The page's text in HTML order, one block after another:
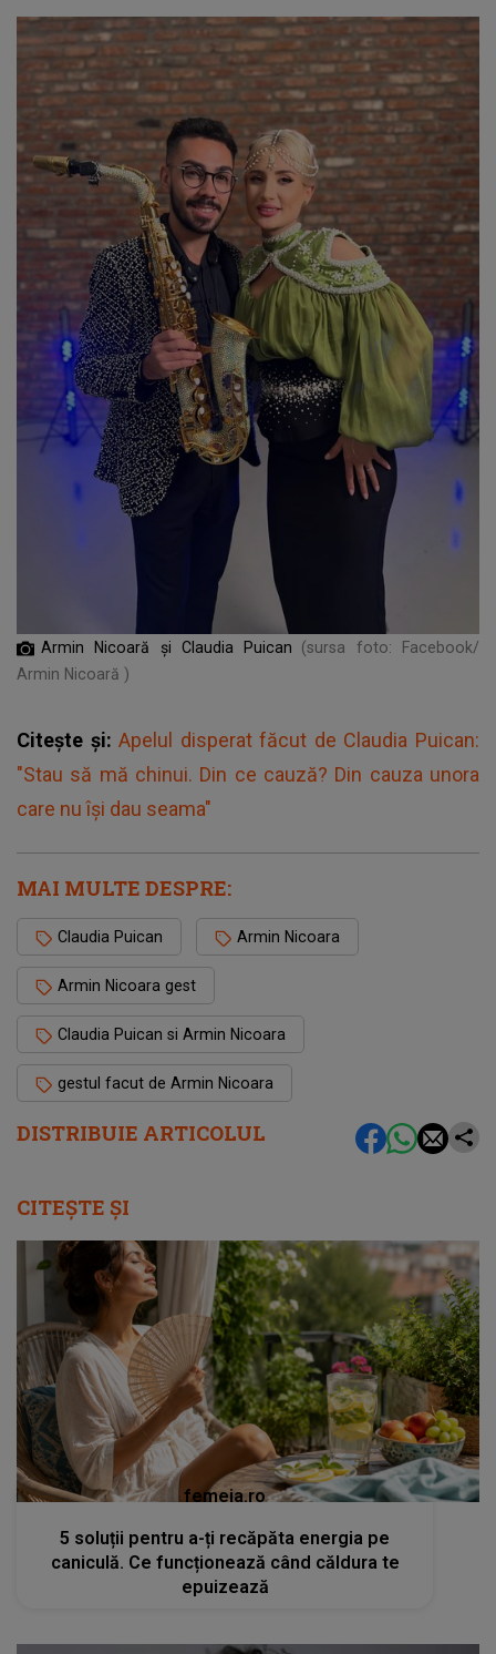
DISTRIBUIE ARTICOLUL
Armin Nicoară și Claudia Puican
(sursa foto: Facebook/
Armin Nicoară )
Citește și:Apelul disperat făcut de Claudia Puican:
"Stau să mă chinui. Din ce cauză? Din cauza unora
care nu își dau seama"
MAI MULTE DESPRE:
Claudia Puican Armin Nicoara
Armin Nicoara gest
Claudia Puican si Armin Nicoara
gestul facut de Armin Nicoara
CITEȘTE ȘI
femeia.ro
5 soluții pentru a-ți recăpăta energia pe
caniculă. Ce funcționează când căldura te
epuizează